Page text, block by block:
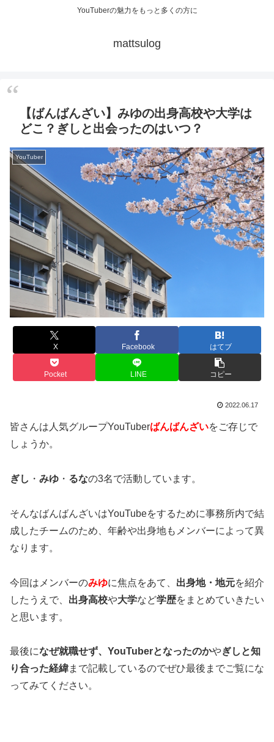
YouTuberの魅力をもっと多くの方に
mattsulog
【ばんばんざい】みゆの出身高校や大学は
どこ？ぎしと出会ったのはいつ？
YouTuber
X Facebook はてブ
Pocket LINE コピー
2022.06.17
皆さんは人気グループYouTuberばんばんざいをご存じで
しょうか。
ぎし ・ みゆ ・ るなの3名で活動しています。
そんなばんばんざいはYouTubeをするために事務所内で結
成したチームのため、年齢や出身地もメンバーによって異
なります。
今回はメンバーのみゆに焦点をあて、 出身地・地元を紹介
したうえで、 出身高校や大学など学歴をまとめていきたい
と思います。
最後になぜ就職せず、YouTuberとなったのかやぎしと知
り合った経緯まで記載しているのでぜひ最後までご覧にな
ってみてください。